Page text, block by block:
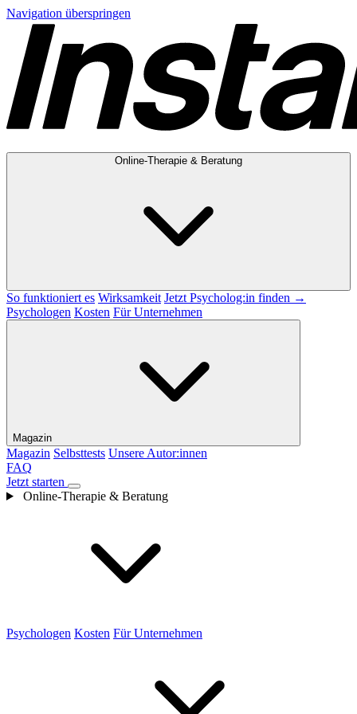
Navigation überspringen
Online-Therapie & Beratung
So funktioniert es Wirksamkeit Jetzt Psycholog:in finden →
Psychologen Kosten Für Unternehmen
Magazin
Magazin Selbsttests Unsere Autor:innen
FAQ
Jetzt starten
Online-Therapie & Beratung
Psychologen Kosten Für Unternehmen